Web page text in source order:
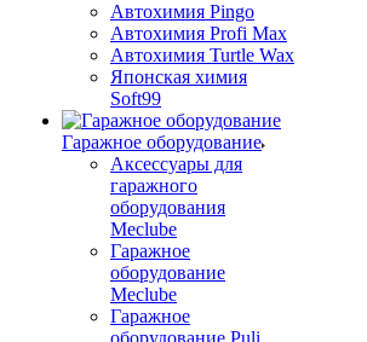
Автохимия Pingo
Автохимия Profi Max
Автохимия Turtle Wax
Японская химия
Soft99
Гаражное оборудование
Аксессуары для
гаражного
оборудования
Meclube
Гаражное
оборудование
Meclube
Гаражное
оборудование Puli